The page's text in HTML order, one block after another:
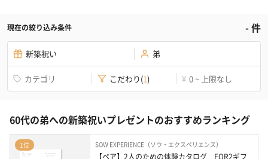
現在の絞り込み条件 -件
新築祝い 弟
カテゴリ こだわり(1) ¥ 0 ~ 上限なし
60代の弟への新築祝いプレゼントのおすすめランキング
1位 SOW EXPERIENCE（ソウ・エクスペリエンス）
【ペア】2人のための体験カタログ　FOR2ギフ